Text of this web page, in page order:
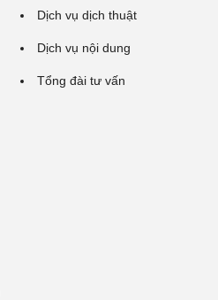
Dịch vụ dịch thuật
Dịch vụ nội dung
Tổng đài tư vấn